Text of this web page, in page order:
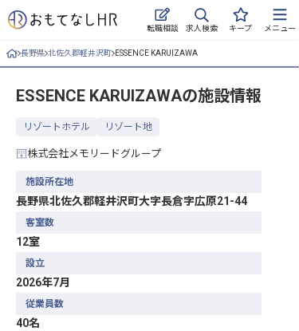
転職相談 求人検索 キープ メニュー
ログイン
求人・施設を探す
キープした求人
おもてなしHRについて
よくある質問
長野県 北佐久郡軽井沢町 ESSENCE KARUIZAWA
ESSENCE KARUIZAWAの施設情報
リゾートホテル リゾート地
株式会社メモリードグループ
施設所在地
長野県北佐久郡軽井沢町大字長倉字広原21-44
客室数
12室
設立
2026年7月
従業員数
40名